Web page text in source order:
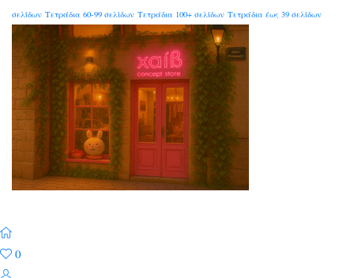
σελίδων Τετράδια 60-99 σελίδων Τετράδια 100+ σελίδων Τετράδια έως 39 σελίδων
0